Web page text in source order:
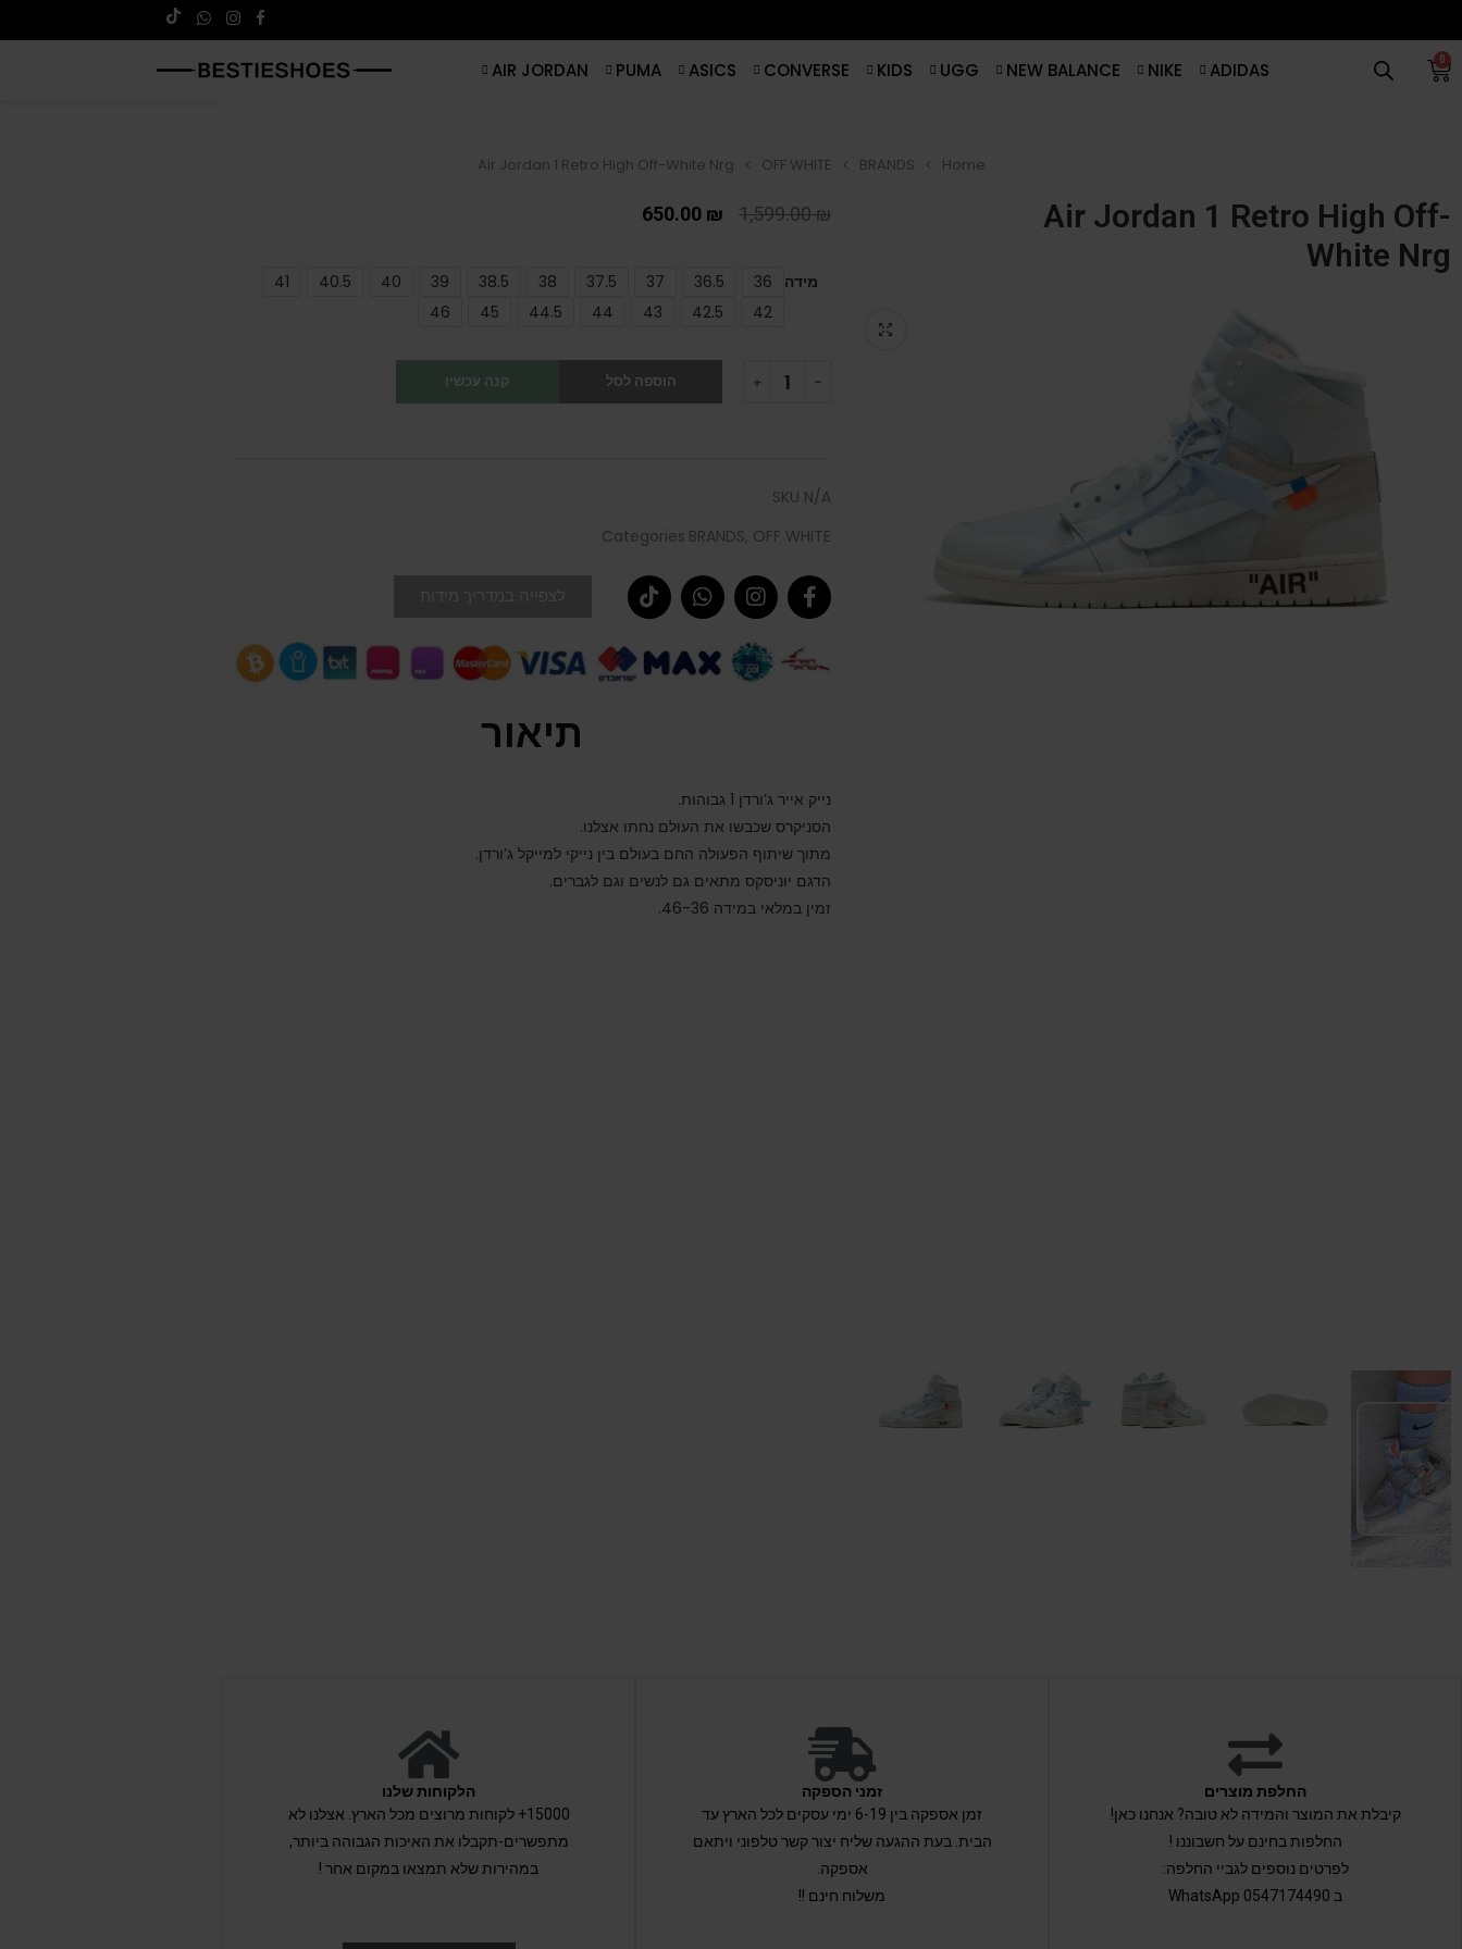
0
ADIDAS
NIKE
NEW BALANCE
UGG
KIDS
CONVERSE
ASICS
PUMA
AIR JORDAN
Home
BRANDS
OFF WHITE
Air Jordan 1 Retro High Off-White Nrg
Air Jordan 1 Retro High Off-
White Nrg
1,599.00₪
650.00 ₪
מידה 36
36.5
37
37.5
38
38.5
39
40
40.5
41
42
42.5
43
44
44.5
45
46
הוספה לסל קנה עכשיו
SKU N/A
Categories BRANDS, OFF WHITE
תיאור
נייק אייר ג’ורדן 1 גבוהות.
הסניקרס שכבשו את העולם נחתו אצלנו.
מתוך שיתוף הפעולה החם בעולם בין נייקי למייקל ג’ורדן.
הדגם יוניסקס מתאים גם לנשים וגם לגברים.
זמין במלאי במידה 46-36.
החלפת מוצרים
קיבלת את המוצר והמידה לא טובה? אנחנו כאן!
החלפות בחינם על חשבוננו !
לפרטים נוספים לגביי החלפה:
ב 0547174490 WhatsApp
זמני הספקה
זמן אספקה בין 6-19 ימי עסקים לכל הארץ עד
הבית. בעת ההגעה שליח יצור קשר טלפוני ויתאם
אספקה.
משלוח חינם !!
הלקוחות שלנו
15000+ לקוחות מרוצים מכל הארץ. אצלנו לא
מתפשרים-תקבלו את האיכות הגבוהה ביותר,
במהירות שלא תמצאו במקום אחר !